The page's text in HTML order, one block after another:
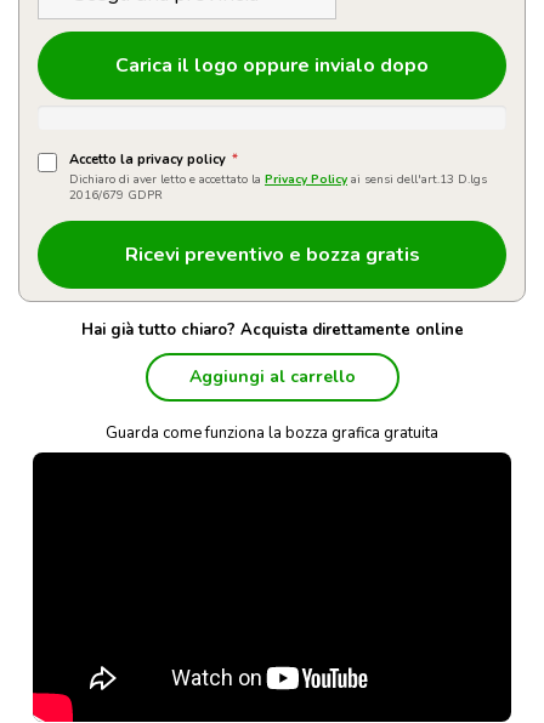
Carica il logo oppure invialo dopo
Accetto la privacy policy *
Dichiaro di aver letto e accettato la Privacy Policy ai sensi dell'art.13 D.lgs
2016/679 GDPR
Hai già tutto chiaro? Acquista direttamente online
Aggiungi al carrello
Guarda come funziona la bozza grafica gratuita